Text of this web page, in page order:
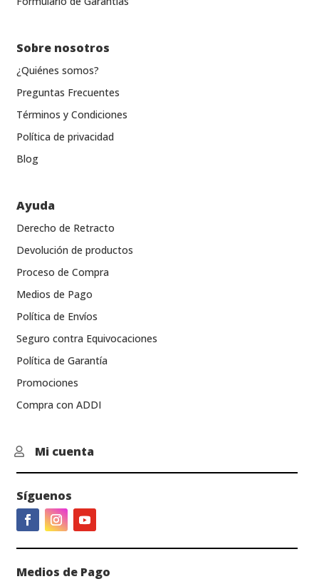
Sobre nosotros
¿Quiénes somos?
Preguntas Frecuentes
Términos y Condiciones
Política de privacidad
Blog
Ayuda
Derecho de Retracto
Devolución de productos
Proceso de Compra
Medios de Pago
Política de Envíos
Seguro contra Equivocaciones
Política de Garantía
Promociones
Compra con ADDI
 Mi cuenta
Síguenos
Medios de Pago